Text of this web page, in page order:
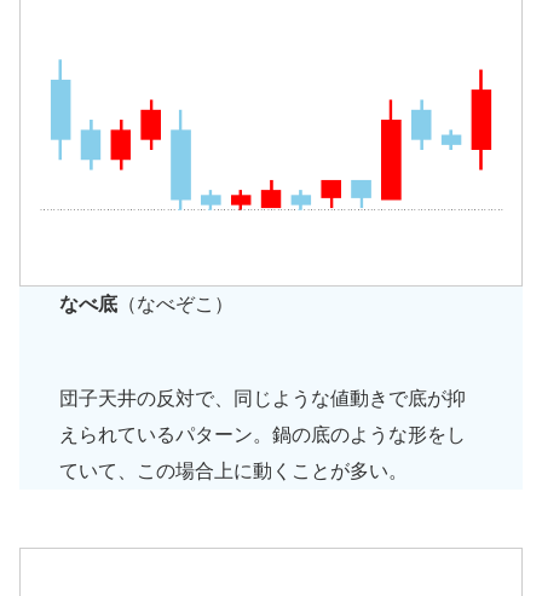
なべ底 （なべぞこ）
団子天井の反対で、同じような値動きで底が抑
えられているパターン。鍋の底のような形をし
ていて、この場合上に動くことが多い。